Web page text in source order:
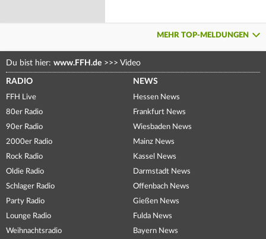
MEHR TOP-MELDUNGEN
Du bist hier: www.FFH.de >>> Video
RADIO
FFH Live
80er Radio
90er Radio
2000er Radio
Rock Radio
Oldie Radio
Schlager Radio
Party Radio
Lounge Radio
Weihnachtsradio
NEWS
Hessen News
Frankfurt News
Wiesbaden News
Mainz News
Kassel News
Darmstadt News
Offenbach News
Gießen News
Fulda News
Bayern News